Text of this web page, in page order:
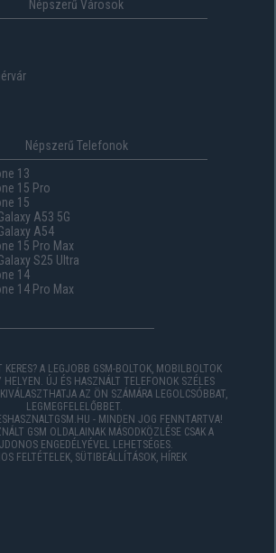
Népszerű Városok
Népszerű Telefonok
13
15 Pro
15
A53 5G
A54
15 Pro Max
S25 Ultra
14
14 Pro Max
KERES? A LEGJOBB GSM-BOLTOK, MOBILBOLTOK
HELYEN. ÚJ ÉS HASZNÁLT TELEFONOK SZÉLES
AZ ÖN SZÁMÁRA LEGOLCSÓBBAT,
LEGMEGFELELŐBBET.
- MINDEN JOG FENNTARTVA!
GSM OLDALAINAK MÁSODKÖZLÉSE CSAK A
ENGEDÉLYÉVEL LEHETSÉGES.
FELTÉTELEK, SÜTIBEÁLLÍTÁSOK, HÍREK